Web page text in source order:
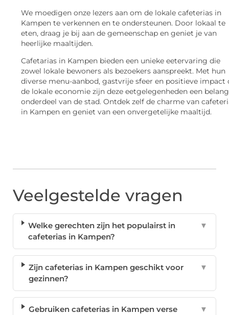
We moedigen onze lezers aan om de lokale cafeterias in
Kampen te verkennen en te ondersteunen. Door lokaal te
eten, draag je bij aan de gemeenschap en geniet je van
heerlijke maaltijden.
Cafetarias in Kampen bieden een unieke eetervaring die
zowel lokale bewoners als bezoekers aanspreekt. Met hun
diverse menu-aanbod, gastvrije sfeer en positieve impact
de lokale economie zijn deze eetgelegenheden een
onderdeel van de stad. Ontdek zelf de charme van
in Kampen en geniet van een onvergetelijke maaltijd.
Veelgestelde vragen
Welke gerechten zijn het populairst in
cafeterias in Kampen?
▼
Zijn cafeterias in Kampen geschikt voor
gezinnen?
▼
Gebruiken cafeterias in Kampen verse
▼